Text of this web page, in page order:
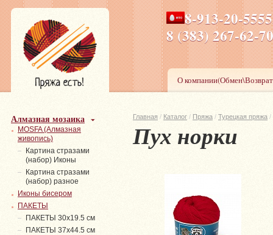
8-913-20-
8 (383) 267-
ПН-ПТ 8-17,СБ-ВС 9-
О
Главная / Каталог / Пряжа / Турецкая пряжа /
Пух норки
Алмазная мозаика
MOSFA (Алмазная
живопись)
Картина стразами
(набор) Иконы
Картина стразами
(набор) разное
Иконы бисером
ПАКЕТЫ
ПАКЕТЫ 30х19.5 см
ПАКЕТЫ 37х44.5 см